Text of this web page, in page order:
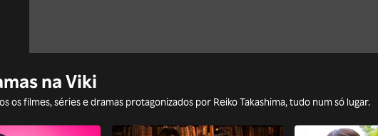
na Viki
os filmes, séries e dramas protagonizados por Reiko Takashima, tudo num só lugar.